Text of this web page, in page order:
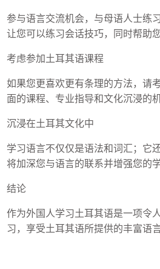
参与语言交流机会，与母语人士练
让您可以练习会话技巧，同时帮助
考虑参加土耳其语课程
如果您更喜欢更有条理的方法，请
面的课程、专业指导和文化沉浸的机
沉浸在土耳其文化中
学习语言不仅仅是语法和词汇；它
将加深您与语言的联系并增强您的学
结论
作为外国人学习土耳其语是一项令
习，享受土耳其语所提供的丰富语